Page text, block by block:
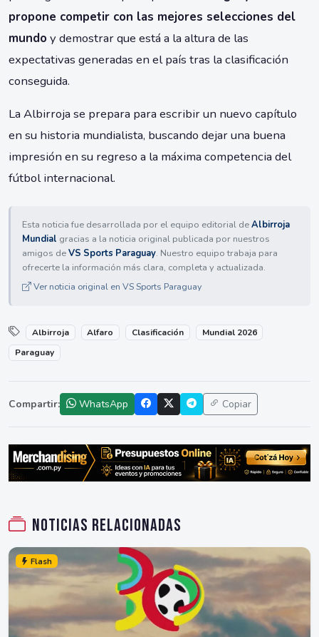
propone competir con las mejores selecciones del
mundo y demostrar que está a la altura de las
expectativas generadas en el país tras la clasificación
conseguida.
La Albirroja se prepara para escribir un nuevo capítulo
en su historia mundialista, buscando dejar una buena
impresión en su regreso a la máxima competencia del
fútbol internacional.
Esta noticia fue desarrollada por el equipo editorial deAlbirroja
Mundial gracias a la noticia original publicada por nuestros
amigos deVS Sports Paraguay. Nuestro equipo trabaja para
ofrecerte la información más clara, completa y actualizada.
Ver noticia original en VS Sports Paraguay
Albirroja Alfaro Clasificación
Mundial 2026
Paraguay
Compartir: WhatsApp Copiar
Noticias relacionadas
Flash